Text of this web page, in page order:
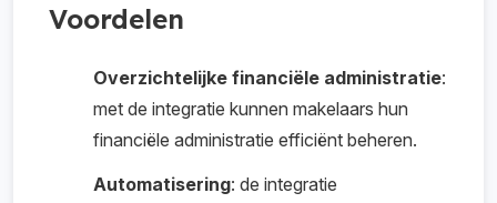
Voordelen
Overzichtelijke financiële administratie:
met de integratie kunnen makelaars hun
financiële administratie efficiënt beheren.
Automatisering: de integratie